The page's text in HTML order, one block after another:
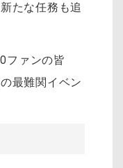
たな任務も追
ファンの皆
最難関イベン